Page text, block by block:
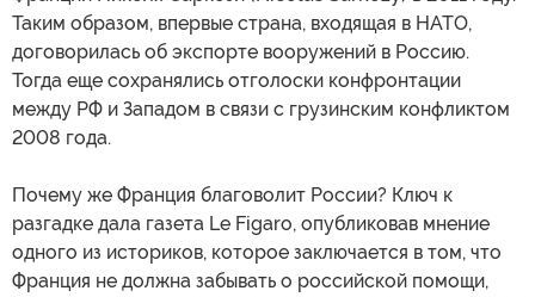
Таким образом, впервые страна, входящая в НАТО,
договорилась об экспорте вооружений в Россию.
Тогда еще сохранялись отголоски конфронтации
между РФ и Западом в связи с грузинским конфликтом
2008 года.
Почему же Франция благоволит России? Ключ к
разгадке дала газета Le Figaro, опубликовав мнение
одного из историков, которое заключается в том, что
Франция не должна забывать о российской помощи,